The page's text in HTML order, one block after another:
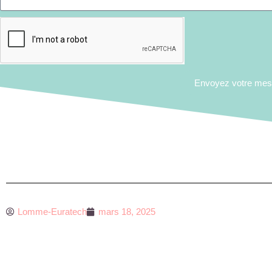
Envoyez votre
Lomme-Euratech mars 18, 2025